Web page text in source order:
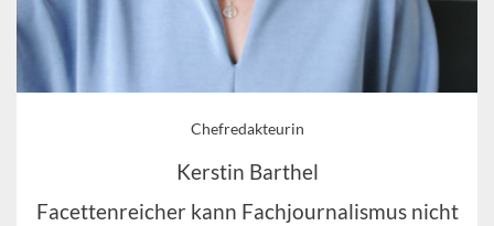
Chefredakteurin
Kerstin Barthel
Facettenreicher kann Fachjournalismus nicht